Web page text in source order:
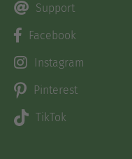
Support
Facebook
Instagram
Pinterest
TikTok